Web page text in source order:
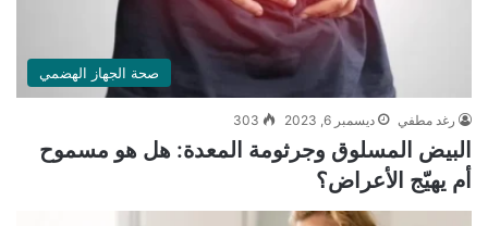
صحة الجهاز الهضمي
رغد مطفي ديسمبر 6, 2023 303
البيض المسلوق وجرثومة المعدة: هل هو مسموح
أم يهيّج الأعراض؟